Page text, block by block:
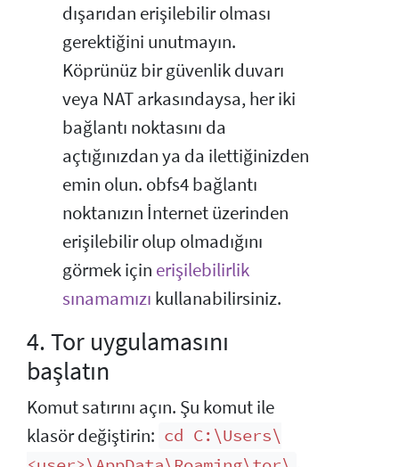
dışarıdan erişilebilir olması
gerektiğini unutmayın.
Köprünüz bir güvenlik duvarı
veya NAT arkasındaysa, her iki
bağlantı noktasını da
açtığınızdan ya da ilettiğinizden
emin olun. obfs4 bağlantı
noktanızın İnternet üzerinden
erişilebilir olup olmadığını
görmek için erişilebilirlik
sınamamızı kullanabilirsiniz.
4. Tor uygulamasını
başlatın
Komut satırını açın. Şu komut ile
klasör değiştirin: cd C:\Users\